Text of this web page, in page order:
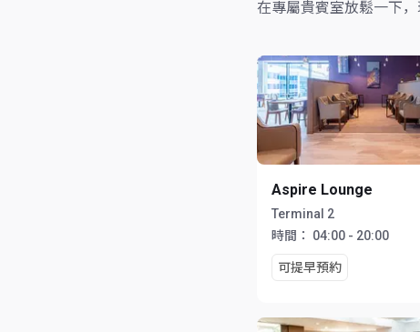
在專屬貴賓室放鬆一下，
Aspire Lounge
Terminal 2
時間：
04:00 - 20:00
可提早預約